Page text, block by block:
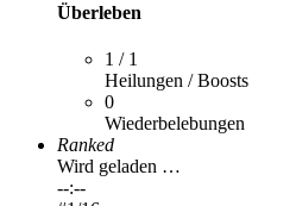
Überleben
1 / 1
Heilungen / Boosts
0
Wiederbelebungen
Ranked
Wird geladen …
--:--